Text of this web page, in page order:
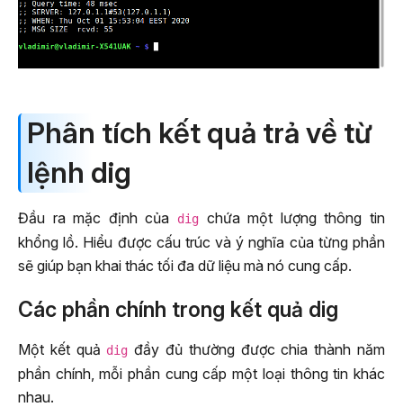
Phân tích kết quả trả về từ
lệnh dig
Đầu ra mặc định của dig chứa một lượng thông tin
khổng lồ. Hiểu được cấu trúc và ý nghĩa của từng phần
sẽ giúp bạn khai thác tối đa dữ liệu mà nó cung cấp.
Các phần chính trong kết quả dig
Một kết quả dig đầy đủ thường được chia thành năm
phần chính, mỗi phần cung cấp một loại thông tin khác
nhau.